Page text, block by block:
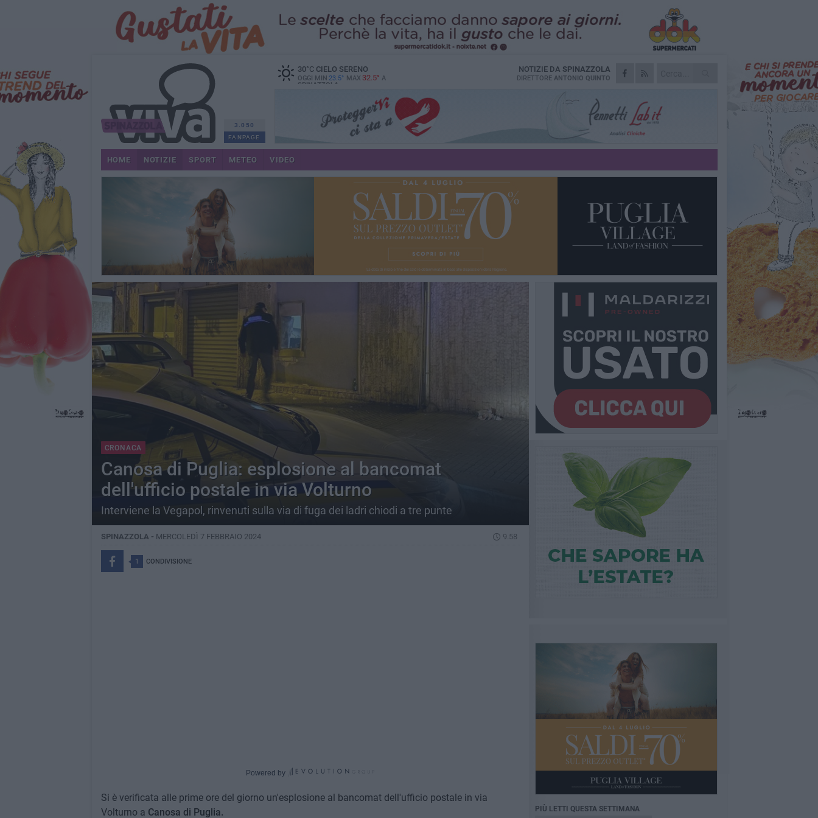
3.050
FANPAGE
30°CCIELO SERENO
OGGI MIN 23.5° MAX 32.5° A
SPINAZZOLA
NOTIZIE DA SPINAZZOLA
DIRETTORE ANTONIO QUINTO
HOME NOTIZIE SPORT METEO VIDEO
CRONACA
Canosa di Puglia: esplosione al bancomat
dell'ufficio postale in via Volturno
Interviene la Vegapol, rinvenuti sulla via di fuga dei ladri chiodi a tre punte
SPINAZZOLA - MERCOLEDÌ 7 FEBBRAIO 2024 9.58
1 CONDIVISIONE
Powered by
Si è verificata alle prime ore del giorno un'esplosione al bancomat dell'ufficio postale in via
Volturno a Canosa di Puglia. PIÙ LETTI QUESTA SETTIMANA